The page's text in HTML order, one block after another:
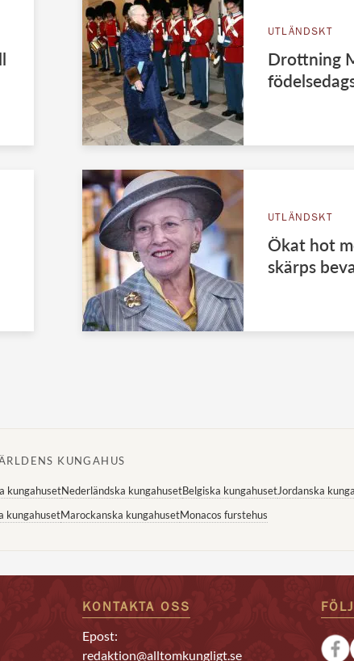
UTLÄNDSKT
Drottning
UTLÄNDSKT
Ökat hot
skärps
KUNGAHUS
kungahusetNederländska kungahusetBelgiska kungahusetJordanska
kungahusetMarockanska kungahusetMonacos furstehus
KONTAKTA OSS
Epost:
redaktion@alltomkungligt.se